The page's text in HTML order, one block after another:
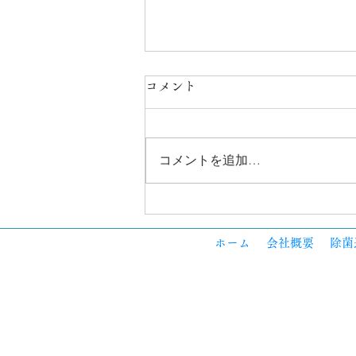
🌿 夏のニオイ対策、まず見直
したい3つの場所
コメント
コメントを追加…
ホーム 会社概要 除